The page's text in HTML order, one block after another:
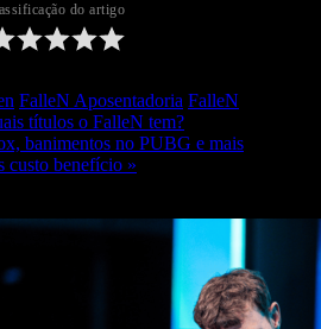
do artigo
FalleN Aposentadoria FalleN
títulos o FalleN tem?
banimentos no PUBG e mais
custo benefício »